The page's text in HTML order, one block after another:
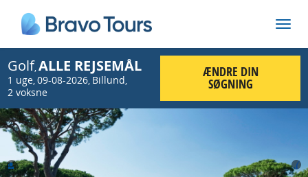
Golf,ALLE REJSEMÅL
1 uge,09-08-2026, Billund,
2 voksne
ÆNDRE DIN
SØGNING
Prev